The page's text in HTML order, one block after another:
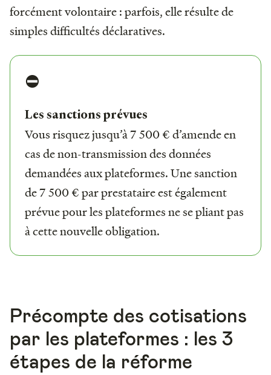
forcément volontaire : parfois, elle résulte de
simples difficultés déclaratives.
⛔️
Les sanctions prévues
Vous risquez jusqu’à 7 500 € d’amende en
cas de non-transmission des données
demandées aux plateformes. Une sanction
de 7 500 € par prestataire est également
prévue pour les plateformes ne se pliant pas
à cette nouvelle obligation.
Précompte des cotisations
par les plateformes : les 3
étapes de la réforme